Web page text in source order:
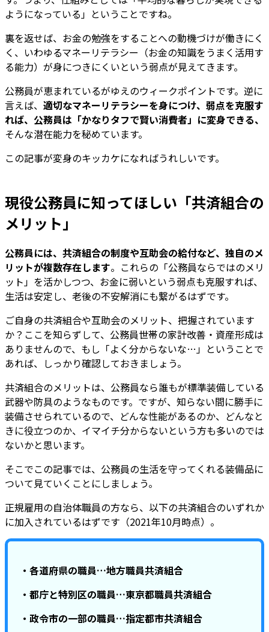
ようになっている」ということですね。
裏を返せば、お金の勉強をすることへの動機づけが働きにく
く、いわゆるマネーリテラシー（お金の知識をうまく活用す
る能力）が身につきにくいという弱点が見えてきます。
公務員が恵まれているがゆえのウィークポイントです。逆に
言えば、 適切なマネーリテラシーを身につけ、弱点を克服す
れば、公務員は「かなりタフで賢い消費者」に変身できる、
そんな潜在能力を秘めています。
この記事が変身のキッカケになればうれしいです。
現役公務員に知ってほしい「共済組合の
メリット」
公務員には、共済組合の制度や互助会の給付など、独自のメ
リットが複数存在します。これらの「公務員ならではのメリ
ット」を活かしつつ、お金に弱いという弱点も克服すれば、
生活は安定し、老後の不安解消にも繋がるはずです。
ご自身の共済組合や互助会のメリット、把握されています
か？ここを知らずして、公務員世帯の家計改善・資産形成は
ありませんので、もし「よく分からないな…」ということで
あれば、しっかり確認しておきましょう。
共済組合のメリットは、公務員なら誰もが標準装備している
武器や防具のようなものです。ですが、知らない間に勝手に
装備させられているので、どんな性能があるのか、どんなと
きに役立つのか、イマイチ分からないという方も多いのでは
ないかと思います。
そこでこの記事では、公務員の生活を守ってくれる装備品に
ついて見ていくことにしましょう。
正規雇用の自治体職員の方なら、以下の共済組合のいずれか
に加入されているはずです（2021年10月時点）。
・各道府県の職員…地方職員共済組合
・都庁と特別区の職員…東京都職員共済組合
・政令市の一部の職員…指定都市共済組合